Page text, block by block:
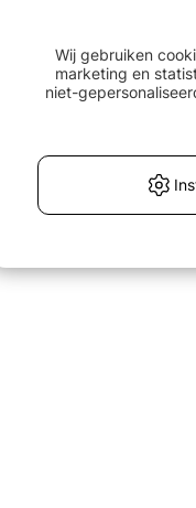
Wij gebruiken
marketing en
niet-